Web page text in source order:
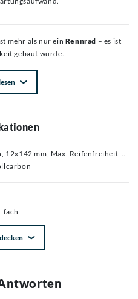
mehr als nur ein Rennrad – es ist
gebaut wurde.
mm, Max. Reifenfreiheit: 30mm
fach